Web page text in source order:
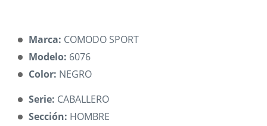
Marca: COMODO SPORT
Modelo: 6076
Color: NEGRO
Serie: CABALLERO
Sección: HOMBRE